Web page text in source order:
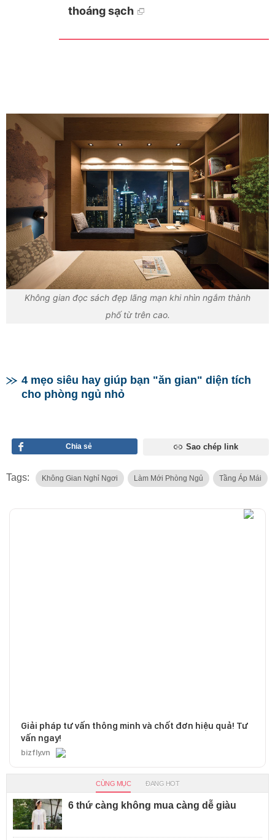
thoáng sạch
Không gian đọc sách đẹp lãng mạn khi nhìn ngắm thành
phố từ trên cao.
4 mẹo siêu hay giúp bạn "ăn gian" diện tích
cho phòng ngủ nhỏ
Chia sẻ Sao chép link
Tags: Không Gian Nghỉ Ngơi Làm Mới Phòng Ngủ Tầng Áp Mái
Giải pháp tư vấn thông minh và chốt đơn hiệu quả! Tư
vấn ngay!
bizfly.vn
CÙNG MỤC ĐANG HOT
6 thứ càng không mua càng dễ giàu